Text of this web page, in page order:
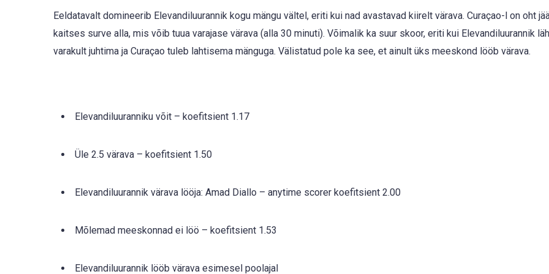
Eeldatavalt domineerib Elevandiluurannik kogu mängu vältel, eriti kui nad avastavad kiirelt värava. Curaçao-l on oht
kaitses surve alla, mis võib tuua varajase värava (alla 30 minuti). Võimalik ka suur skoor, eriti kui Elevandiluurannik
varakult juhtima ja Curaçao tuleb lahtisema mänguga. Välistatud pole ka see, et ainult üks meeskond lööb värava.
Elevandiluuranniku võit – koefitsient 1.17
Üle 2.5 värava – koefitsient 1.50
Elevandiluurannik värava lööja: Amad Diallo – anytime scorer koefitsient 2.00
Mõlemad meeskonnad ei löö – koefitsient 1.53
Elevandiluurannik lööb värava esimesel poolajal